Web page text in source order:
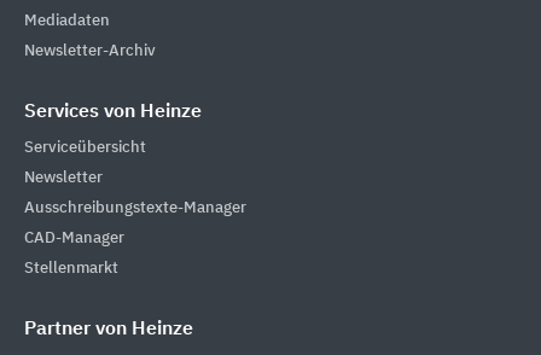
Mediadaten
Newsletter-Archiv
Services von Heinze
Serviceübersicht
Newsletter
Ausschreibungstexte-Manager
CAD-Manager
Stellenmarkt
Partner von Heinze